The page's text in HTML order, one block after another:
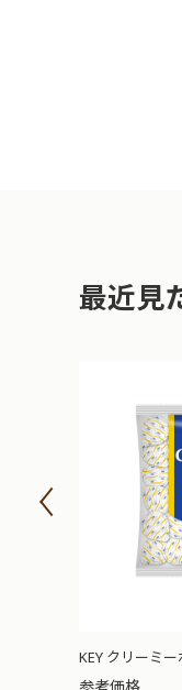
最近見
KEY クリーミー